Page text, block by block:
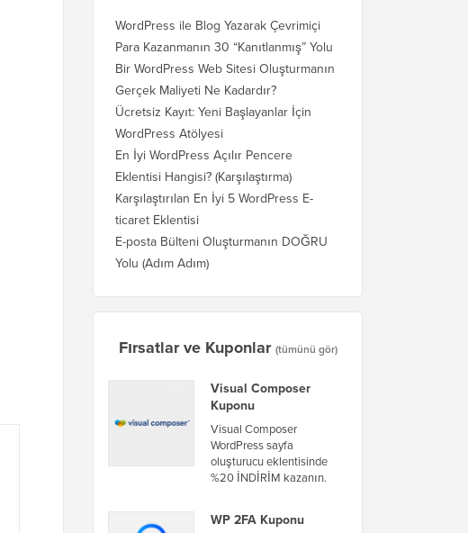
WordPress ile Blog Yazarak Çevrimiçi
Para Kazanmanın 30 “Kanıtlanmış” Yolu
Bir WordPress Web Sitesi Oluşturmanın
Gerçek Maliyeti Ne Kadardır?
Ücretsiz Kayıt: Yeni Başlayanlar İçin
WordPress Atölyesi
En İyi WordPress Açılır Pencere
Eklentisi Hangisi? (Karşılaştırma)
Karşılaştırılan En İyi 5 WordPress E-
ticaret Eklentisi
E-posta Bülteni Oluşturmanın DOĞRU
Yolu (Adım Adım)
Fırsatlar ve Kuponlar (tümünü gör)
Visual Composer
Kuponu
Visual Composer
WordPress sayfa
oluşturucu eklentisinde
%20 İNDİRİM kazanın.
WP 2FA Kuponu